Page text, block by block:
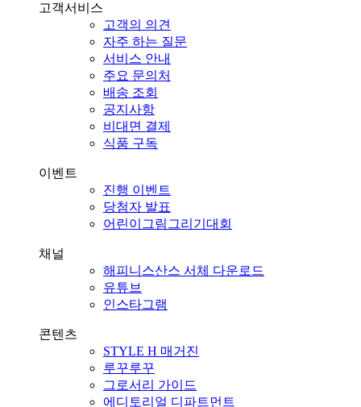
고객서비스
고객의 의견
자주 하는 질문
서비스 안내
주요 문의처
배송 조회
공지사항
비대면 결제
식품 구독
이벤트
진행 이벤트
당첨자 발표
어린이그림그리기대회
채널
해피니스산스 서체 다운로드
유튜브
인스타그램
콘텐츠
STYLE H 매거진
루꾸루꾸
그로서리 가이드
에디토리얼 디파트먼트